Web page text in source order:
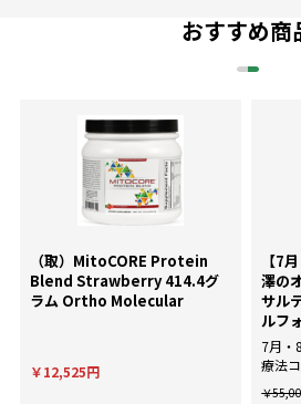
おすすめ商
（取）MitoCORE Protein
Blend Strawberry 414.4グ
ラム Ortho Molecular
￥12,525円
【7
澤の
サル
ルフ
7月・
療法
によ
￥